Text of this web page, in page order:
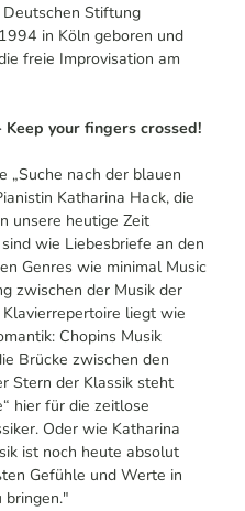
Stiftung
in Köln geboren und
freie Improvisation am
your fingers crossed!
„Suche nach der blauen
Katharina Hack, die
unsere heutige Zeit
wie Liebesbriefe an den
Genres wie minimal Music
zwischen der Musik der
liegt wie
Chopins Musik
Brücke zwischen den
Stern der Klassik steht
hier für die zeitlose
Oder wie Katharina
ist noch heute absolut
Gefühle und Werte in
bringen."